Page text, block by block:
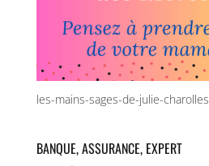
les-mains-sages-de-julie-charolles
BANQUE, ASSURANCE, EXPERT